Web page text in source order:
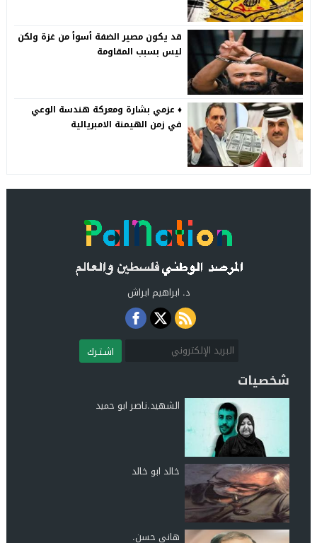
قد يكون مصير الضفة أسوأ من غزة ولكن
ليس بسبب المقاومة
♦️ عزمي بشارة ومعركة هندسة الوعي
في زمن الهيمنة الامبريالية
د. ابراهيم ابراش
اشـتـرك
شخصيات
الشهيد.ناصر ابو حميد
خالد ابو خالد
هاني حسن.